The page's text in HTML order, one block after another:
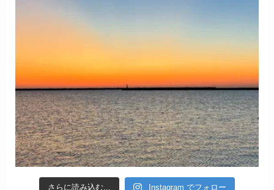
さらに読み込む... Instagram でフォロー